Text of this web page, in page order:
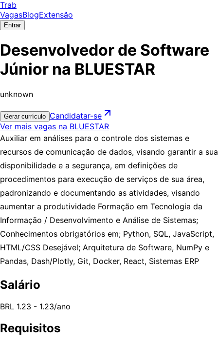
Trab
VagasBlogExtensão
Entrar
Desenvolvedor de Software
Júnior na BLUESTAR
unknown
Gerar currículo Candidatar-se
Ver mais vagas na BLUESTAR
Auxiliar em análises para o controle dos sistemas e
recursos de comunicação de dados, visando garantir a sua
disponibilidade e a segurança, em definições de
procedimentos para execução de serviços de sua área,
padronizando e documentando as atividades, visando
aumentar a produtividade Formação em Tecnologia da
Informação / Desenvolvimento e Análise de Sistemas;
Conhecimentos obrigatórios em; Python, SQL, JavaScript,
HTML/CSS Desejável; Arquitetura de Software, NumPy e
Pandas, Dash/Plotly, Git, Docker, React, Sistemas ERP
Salário
BRL 1.23 - 1.23/ano
Requisitos